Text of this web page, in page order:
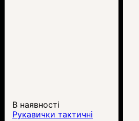
В наявності
Рукавички тактичні